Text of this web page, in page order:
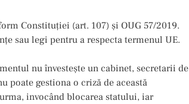
Constituției (art. 107) și OUG 57/2019.
sau legi pentru a respecta termenul UE.
nu învestește un cabinet, secretarii de
poate gestiona o criză de această
invocând blocarea statului, iar